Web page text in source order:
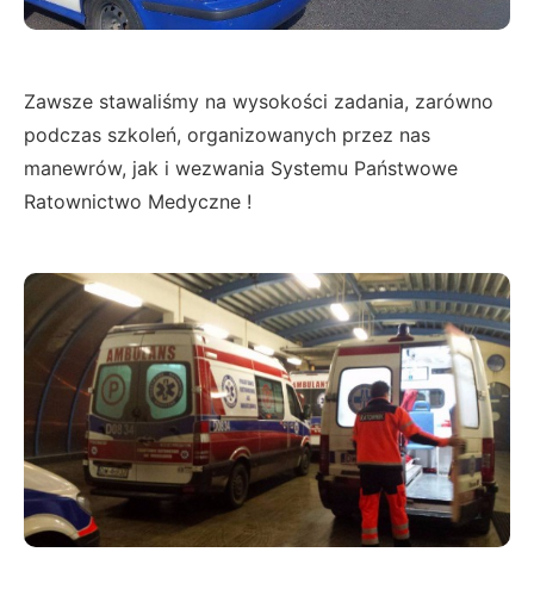
Zawsze stawaliśmy na wysokości zadania, zarówno
podczas szkoleń, organizowanych przez nas
manewrów, jak i wezwania Systemu Państwowe
Ratownictwo Medyczne !